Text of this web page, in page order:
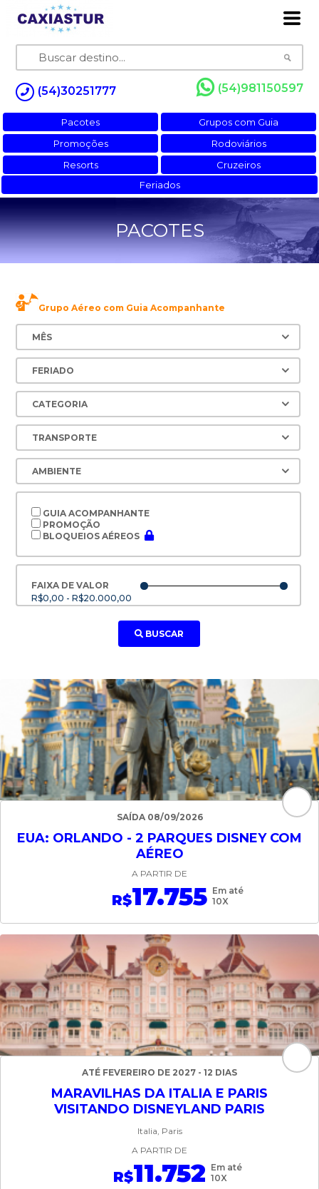
(54)30251777 (54)981150597
Pacotes
Grupos com Guia
Promoções
Rodoviários
Resorts
Cruzeiros
Feriados
PACOTES
Grupo Aéreo com Guia Acompanhante
GUIA ACOMPANHANTE
PROMOÇÃO
BLOQUEIOS AÉREOS
FAIXA DE VALOR
R$0,00 - R$20.000,00
BUSCAR
SAÍDA 08/09/2026
EUA: ORLANDO - 2 PARQUES DISNEY COM
AÉREO
A PARTIR DE
R$17.755 Em até
10X
ATÉ FEVEREIRO DE 2027 - 12 DIAS
MARAVILHAS DA ITALIA E PARIS
VISITANDO DISNEYLAND PARIS
Italia, Paris
A PARTIR DE
R$11.752 Em até
10X